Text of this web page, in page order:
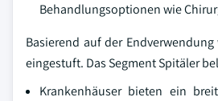
Behandlungsoptionen wie
Basierend auf der
eingestuft. Das Segment Spitäler
Krankenhäuser bieten ein